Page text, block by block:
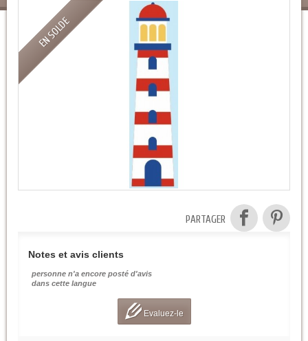
EN SOLDE
PARTAGER
Notes et avis clients
personne n'a encore posté d'avis
dans cette langue
Evaluez-le